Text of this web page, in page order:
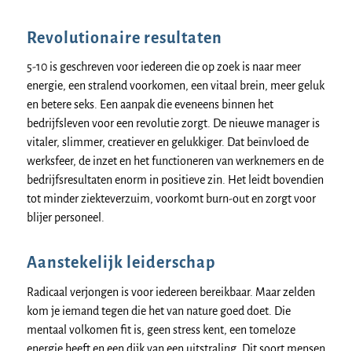
Revolutionaire resultaten
5-10 is geschreven voor iedereen die op zoek is naar meer
energie, een stralend voorkomen, een vitaal brein, meer geluk
en betere seks. Een aanpak die eveneens binnen het
bedrijfsleven voor een revolutie zorgt. De nieuwe manager is
vitaler, slimmer, creatiever en gelukkiger. Dat beïnvloed de
werksfeer, de inzet en het functioneren van werknemers en de
bedrijfsresultaten enorm in positieve zin. Het leidt bovendien
tot minder ziekteverzuim, voorkomt burn-out en zorgt voor
blijer personeel.
Aanstekelijk leiderschap
Radicaal verjongen is voor iedereen bereikbaar. Maar zelden
kom je iemand tegen die het van nature goed doet. Die
mentaal volkomen fit is, geen stress kent, een tomeloze
energie heeft en een dijk van een uitstraling. Dit soort mensen